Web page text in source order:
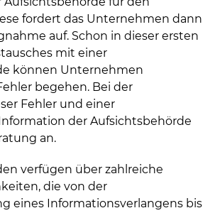
fordert das Unternehmen dann
auf. Schon in dieser ersten
mit einer
können Unternehmen
begehen. Bei der
Fehler und einer
der Aufsichtsbehörde
an.
verfügen über zahlreiche
die von der
eines Informationsverlangens bis